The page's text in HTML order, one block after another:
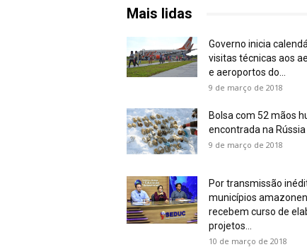
Mais lidas
Governo inicia
visitas técnicas aos
e aeroportos do...
9 de março de 2018
Bolsa com 52 mãos
encontrada na Rússia
9 de março de 2018
Por transmissão
municípios
recebem curso de
projetos...
10 de março de 2018